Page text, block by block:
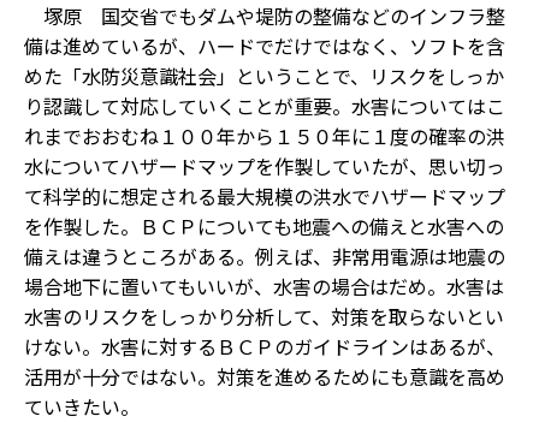
塚原 国交省でもダムや堤防の整備などのインフラ整
備は進めているが、ハードでだけではなく、ソフトを含
めた「水防災意識社会」ということで、リスクをしっか
り認識して対応していくことが重要。水害についてはこ
れまでおおむね１００年から１５０年に１度の確率の洪
水についてハザードマップを作製していたが、思い切っ
て科学的に想定される最大規模の洪水でハザードマップ
を作製した。ＢＣＰについても地震への備えと水害への
備えは違うところがある。例えば、非常用電源は地震の
場合地下に置いてもいいが、水害の場合はだめ。水害は
水害のリスクをしっかり分析して、対策を取らないとい
けない。水害に対するＢＣＰのガイドラインはあるが、
活用が十分ではない。対策を進めるためにも意識を高め
ていきたい。